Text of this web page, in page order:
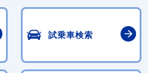
試乗車検索